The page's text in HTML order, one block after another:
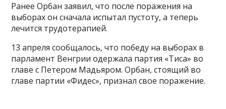
Ранее Орбан заявил, что после поражения на
выборах он сначала испытал пустоту, а теперь
лечится трудотерапией.
13 апреля сообщалось, что победу на выборах в
парламент Венгрии одержала партия «Тиса» во
главе с Петером Мадьяром. Орбан, стоящий во
главе партии «Фидес», признал свое поражение.